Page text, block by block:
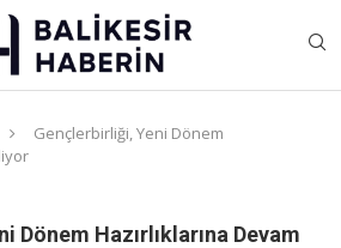
Gençlerbirliği, Yeni Dönem
Dönem Hazırlıklarına Devam